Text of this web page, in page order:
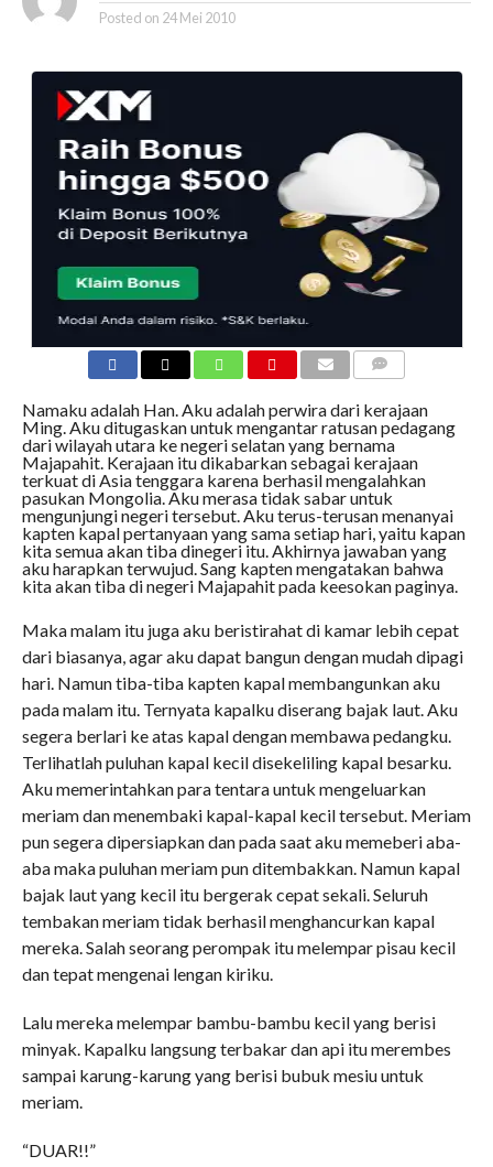
Posted on 24 Mei 2010
Namaku adalah Han. Aku adalah perwira dari kerajaan
Ming. Aku ditugaskan untuk mengantar ratusan pedagang
dari wilayah utara ke negeri selatan yang bernama
Majapahit. Kerajaan itu dikabarkan sebagai kerajaan
terkuat di Asia tenggara karena berhasil mengalahkan
pasukan Mongolia. Aku merasa tidak sabar untuk
mengunjungi negeri tersebut. Aku terus-terusan menanyai
kapten kapal pertanyaan yang sama setiap hari, yaitu kapan
kita semua akan tiba dinegeri itu. Akhirnya jawaban yang
aku harapkan terwujud. Sang kapten mengatakan bahwa
kita akan tiba di negeri Majapahit pada keesokan paginya.
Maka malam itu juga aku beristirahat di kamar lebih cepat
dari biasanya, agar aku dapat bangun dengan mudah dipagi
hari. Namun tiba-tiba kapten kapal membangunkan aku
pada malam itu. Ternyata kapalku diserang bajak laut. Aku
segera berlari ke atas kapal dengan membawa pedangku.
Terlihatlah puluhan kapal kecil disekeliling kapal besarku.
Aku memerintahkan para tentara untuk mengeluarkan
meriam dan menembaki kapal-kapal kecil tersebut. Meriam
pun segera dipersiapkan dan pada saat aku memeberi aba-
aba maka puluhan meriam pun ditembakkan. Namun kapal
bajak laut yang kecil itu bergerak cepat sekali. Seluruh
tembakan meriam tidak berhasil menghancurkan kapal
mereka. Salah seorang perompak itu melempar pisau kecil
dan tepat mengenai lengan kiriku.
Lalu mereka melempar bambu-bambu kecil yang berisi
minyak. Kapalku langsung terbakar dan api itu merembes
sampai karung-karung yang berisi bubuk mesiu untuk
meriam.
“DUAR!!”